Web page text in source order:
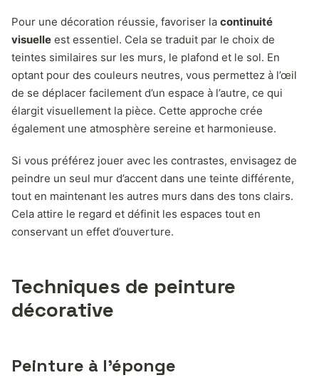
Pour une décoration réussie, favoriser la continuité
visuelle est essentiel. Cela se traduit par le choix de
teintes similaires sur les murs, le plafond et le sol. En
optant pour des couleurs neutres, vous permettez à l’œil
de se déplacer facilement d’un espace à l’autre, ce qui
élargit visuellement la pièce. Cette approche crée
également une atmosphère sereine et harmonieuse.
Si vous préférez jouer avec les contrastes, envisagez de
peindre un seul mur d’accent dans une teinte différente,
tout en maintenant les autres murs dans des tons clairs.
Cela attire le regard et définit les espaces tout en
conservant un effet d’ouverture.
Techniques de peinture
décorative
Peinture à l’éponge